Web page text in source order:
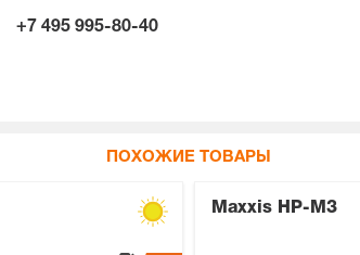
+7 495 995-80-40
ПОХОЖИЕ ТОВАРЫ
Maxxis HP-M3